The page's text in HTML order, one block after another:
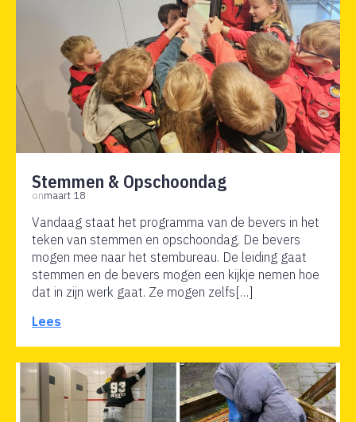
Stemmen & Opschoondag
onmaart 18
Vandaag staat het programma van de bevers in het
teken van stemmen en opschoondag. De bevers
mogen mee naar het stembureau. De leiding gaat
stemmen en de bevers mogen een kijkje nemen hoe
dat in zijn werk gaat. Ze mogen zelfs[…]
Lees